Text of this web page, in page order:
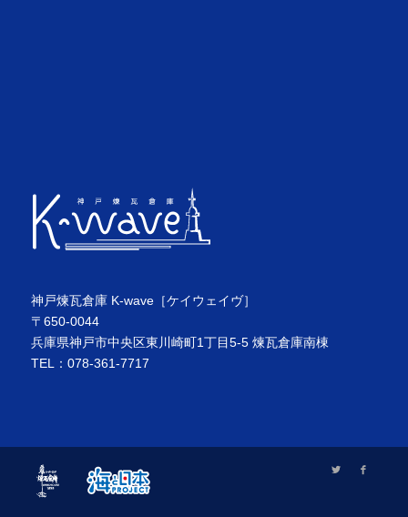
神戸煉瓦倉庫 K-wave［ケイウェイヴ］
〒650-0044
兵庫県神戸市中央区東川崎町1丁目5-5 煉瓦倉庫南棟
TEL：078-361-7717